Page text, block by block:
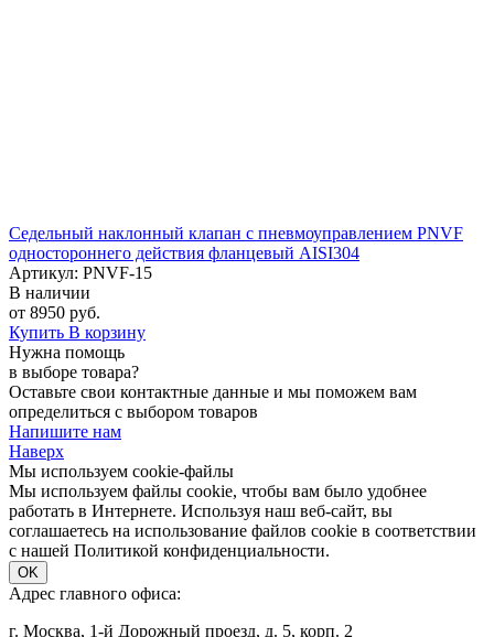
Седельный наклонный клапан с пневмоуправлением PNVF
одностороннего действия фланцевый AISI304
Артикул: PNVF-15
В наличии
от 8950 руб.
Купить В корзину
Нужна помощь
в выборе товара?
Оставьте свои контактные данные и мы поможем вам
определиться с выбором товаров
Напишите нам
Наверх
Мы используем cookie-файлы
Мы используем файлы cookie, чтобы вам было удобнее
работать в Интернете. Используя наш веб-сайт, вы
соглашаетесь на использование файлов cookie в соответствии
с нашей Политикой конфиденциальности.
OK
Адрес главного офиса:
г. Москва, 1-й Дорожный проезд, д. 5, корп. 2